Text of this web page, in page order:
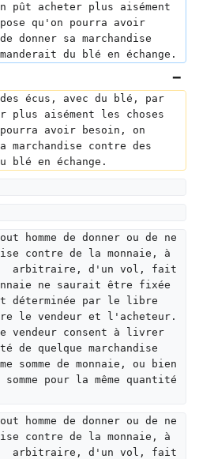
pût acheter plus aisément
qu'on pourra avoir
donner sa marchandise
du blé en échange.
écus, avec du blé, par
plus aisément les choses
avoir besoin, on
marchandise contre des
blé en échange.
homme de donner ou de ne
contre de la monnaie, à
arbitraire, d'un vol, fait
ne saurait être fixée
par le libre
le vendeur et l'acheteur.
vendeur consent à livrer
de quelque marchandise
somme de monnaie, ou bien
pour la même quantité
homme de donner ou de ne
contre de la monnaie, à
arbitraire, d'un vol, fait